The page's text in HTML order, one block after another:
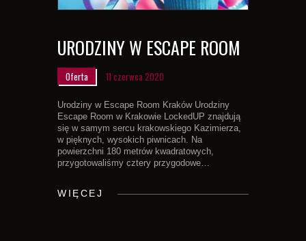
URODZINY W ESCAPE ROOM
Oferta 11 czerwca 2020
Urodziny w Escape Room Kraków Urodziny
Escape Room w Krakowie LockedUP znajdują
się w samym sercu krakowskiego Kazimierza,
w pięknych, wysokich piwnicach. Na
powierzchni 180 metrów kwadratowych,
przygotowaliśmy cztery przygodowe…
WIĘCEJ